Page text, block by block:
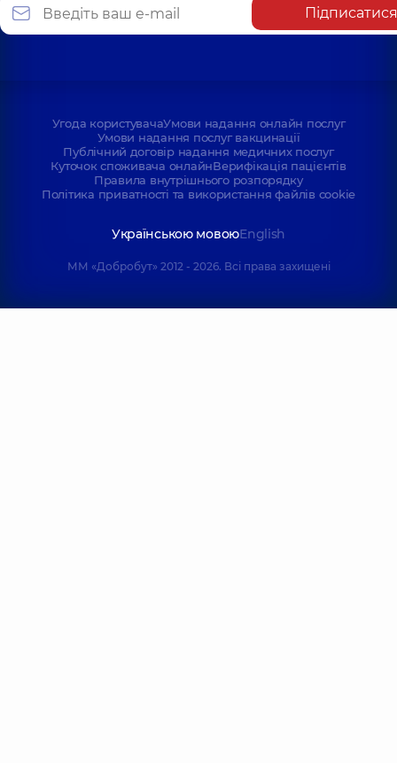
Підписатися
Угода користувачаУмови надання онлайн послуг
Умови надання послуг вакцинації
Публічний договір надання медичних послуг
Куточок споживача онлайнВерифікація пацієнтів
Правила внутрішнього розпорядку
Політика приватності та використання файлів cookie
Українською мовоюEnglish
ММ «Добробут» 2012 - 2026. Всі права захищені